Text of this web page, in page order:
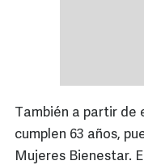
También a partir de
cumplen 63 años,
Mujeres Bienestar.